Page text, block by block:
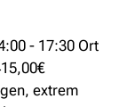
- 17:30 Ort
extrem